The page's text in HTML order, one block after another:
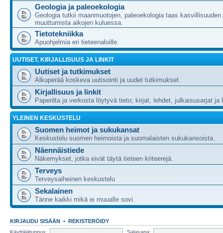
Geologia ja paleoekologia
Geologia tutkii maanmuotojen, paleoekologia taas
muuttumista aikojen kuluessa.
Tietotekniikka
Apuohjelmia eri tieteenaloille.
UUTISET, KIRJALLISUUS JA LINKIT
Uutiset ja tutkimukset
Alkuperää koskeva uutisointi ja uudet tutkimukset.
Kirjallisuus ja linkit
Paperilta ja verkosta löytyvä tieto; kirjat, lehdet, julkaisusarjat ja
YLEINEN KESKUSTELU
Suomen heimot ja sukukansat
Keskustelu suomen heimoista ja suomalaisten sukukansoista.
Näennäistiede
Näkemykset, jotka eivät täytä tieteen kriteerejä.
Terveys
Terveysaiheinen keskustelu
Sekalainen
Tänne kaikki mikä ei muualle sovi.
KIRJAUDU SISÄÄN • REKISTERÖIDY